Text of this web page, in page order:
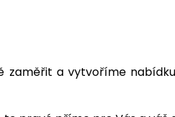
a vytvoříme